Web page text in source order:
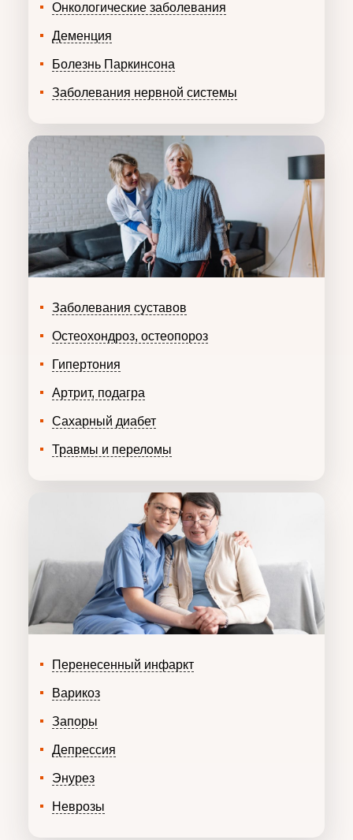
Онкологические заболевания
Деменция
Болезнь Паркинсона
Заболевания нервной системы
Заболевания суставов
Остеохондроз, остеопороз
Гипертония
Артрит, подагра
Сахарный диабет
Травмы и переломы
Перенесенный инфаркт
Варикоз
Запоры
Депрессия
Энурез
Неврозы